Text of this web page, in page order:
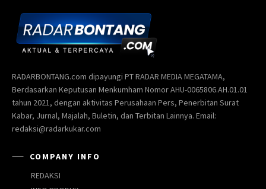
RADARBONTANG.com dipayungi PT RADAR MEDIA MEGATAMA,
Berdasarkan Keputusan Menkumham Nomor AHU-0065806.AH.01.01
tahun 2021, dengan aktivitas Perusahaan Pers, Penerbitan Surat
Kabar, Jurnal, Majalah, Buletin, dan Terbitan Lainnya. Email:
redaksi@radarkukar.com
COMPANY INFO
REDAKSI